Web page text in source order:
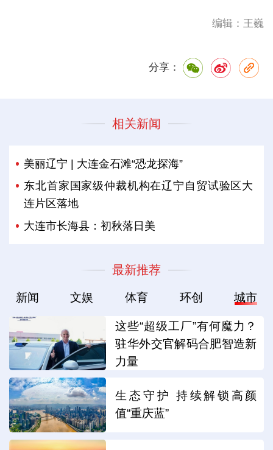
编辑：王巍
分享：
相关新闻
美丽辽宁 | 大连金石滩“恐龙探海”
东北首家国家级仲裁机构在辽宁自贸试验区大
连片区落地
大连市长海县：初秋落日美
最新推荐
新闻 文娱 体育 环创 城市
这些“超级工厂”有何魔力？
驻华外交官解码合肥智造新
力量
生态守护 持续解锁高颜
值“重庆蓝”